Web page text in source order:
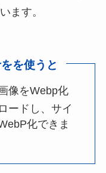
ます。
を使うと
像をWebp化
ードし、サイ
化できま